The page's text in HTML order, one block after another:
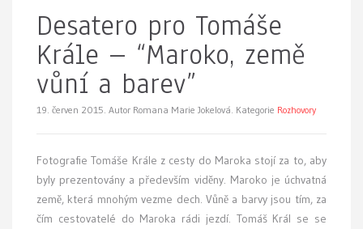
Desatero pro Tomáše
Krále – “Maroko, země
vůní a barev”
19. červen 2015. Autor Romana Marie Jokelová. Kategorie Rozhovory
Fotografie Tomáše Krále z cesty do Maroka stojí za to, aby
byly prezentovány a především viděny. Maroko je úchvatná
země, která mnohým vezme dech. Vůně a barvy jsou tím, za
čím cestovatelé do Maroka rádi jezdí. Tomáš Král se se